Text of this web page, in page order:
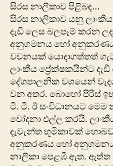
සිරස නාලිකාව පිළිබඳ…
සිරස නාලිකාව යනු ලාංකීය
දැඩි ලෙස බලපෑම් කරන
අනුගමනය හෝ
වචනයක් යොදාගත්තත්
ලාංකීය ප්‍රේක්ෂකයින්ට
දේශපාලනික වශයෙන්
වන අතර. බොහෝ පිරිස්
ටී. ටී. ඊ සංවිධානයට
චෝදනා එල්ල කරයි.
දැවැන්ත භූමිකාවක්
අනුකරණය හෝ
නාලිකා පෙළඹී ඇත.